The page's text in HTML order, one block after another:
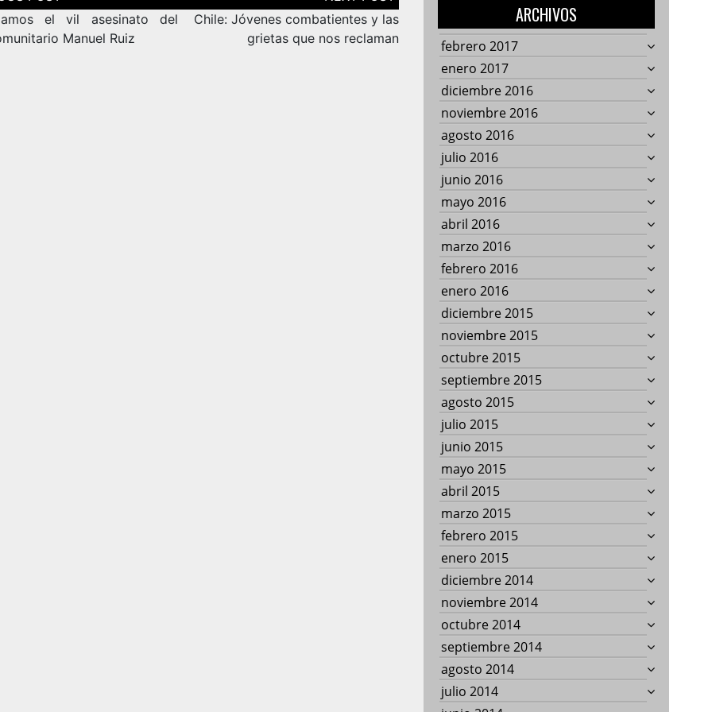
el vil asesinato del
Manuel Ruiz
Chile: Jóvenes combatientes y las
grietas que nos reclaman
ARCHIVOS
febrero 2017
enero 2017
diciembre 2016
noviembre 2016
agosto 2016
julio 2016
junio 2016
mayo 2016
abril 2016
marzo 2016
febrero 2016
enero 2016
diciembre 2015
noviembre 2015
octubre 2015
septiembre 2015
agosto 2015
julio 2015
junio 2015
mayo 2015
abril 2015
marzo 2015
febrero 2015
enero 2015
diciembre 2014
noviembre 2014
octubre 2014
septiembre 2014
agosto 2014
julio 2014